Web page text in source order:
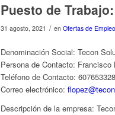
Puesto de
31 agosto, 2021 / en Ofertas de Empleo
Denominación Social: Tecon
Persona de Contacto:
Teléfono de Contacto: 607653328
Correo electrónico:
Descripción de la empresa: